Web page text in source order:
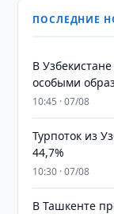
ПОСЛЕДНИЕ
В
особыми
10:45 · 07/08
Турпоток из
44,7%
10:30 · 07/08
В Ташкенте